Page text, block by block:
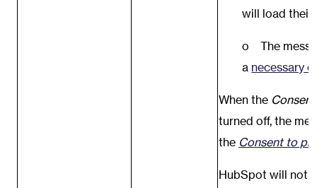
will load their
o The
a necessary
When the
turned off, the
the Consent to
HubSpot will not